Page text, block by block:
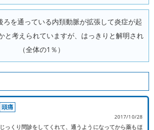
を通っている内頚動脈が拡張して炎症が起
と考えられていますが、はっきりと解明され
全体の1％）
頭痛
2017/10/28
じっくり問診をしてくれて、通うようになってから薬もほ